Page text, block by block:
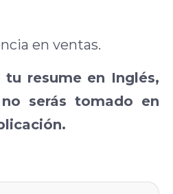
en ventas.
resume en Inglés,
serás tomado en